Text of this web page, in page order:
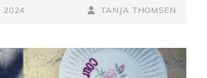
2024
BY
BYLINE
TANJA THOMSEN